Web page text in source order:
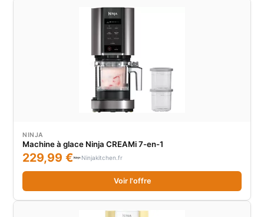
NINJA
Machine à glace Ninja CREAMi 7-en-1
229,99 € Ninjakitchen.fr
Voir l'offre